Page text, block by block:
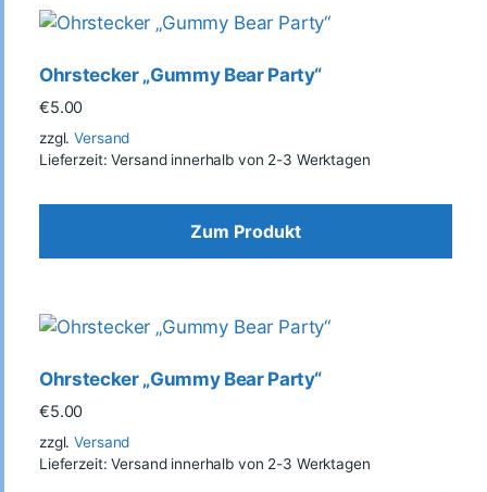
Ohrstecker „Gummy Bear Party“
€5.00
zzgl.Versand
Lieferzeit: Versand innerhalb von 2-3 Werktagen
Zum Produkt
Ohrstecker „Gummy Bear Party“
€5.00
zzgl.Versand
Lieferzeit: Versand innerhalb von 2-3 Werktagen